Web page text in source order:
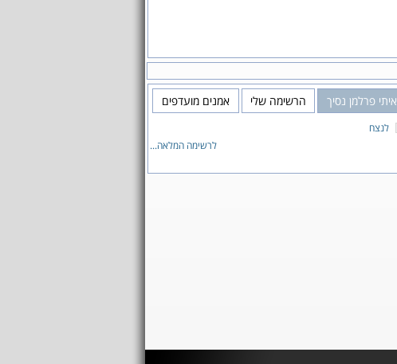
איתי פרלמן נסיך הרשימה שלי אמנים מועדפים
לנצח
לרשימה המלאה...